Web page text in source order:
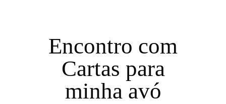
Encontro com
Cartas para
minha avó